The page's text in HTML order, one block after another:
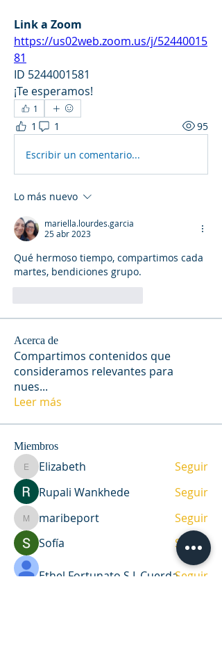
https://us02web.zoom.us/j/52440015
81
ID 5244001581
¡Te esperamos!
1
1 1 95
Escribir un comentario...
Lo más nuevo
mariella.lourdes.garcia
25 abr 2023
Qué hermoso tiempo, compartimos cada
martes, bendiciones grupo.
Acerca de
Compartimos contenidos que
consideramos relevantes para
nues...
Leer más
Miembros
Elizabeth
Elizabeth
Seguir
Rupali Wankhede
Seguir
maribeport
maribeport
Seguir
Sofía
Seguir
Ethel Fortunato S.L.CuerdaSeguir